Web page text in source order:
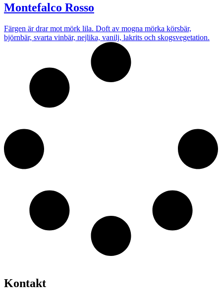
Montefalco Rosso
Färgen är drar mot mörk lila. Doft av mogna mörka körsbär,
björnbär, svarta vinbär, nejlika, vanilj, lakrits och skogsvegetation.
Kontakt